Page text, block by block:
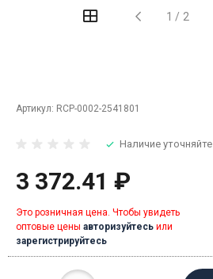
1 / 2
Артикул: RCP-0002-2541801
Наличие уточняйте
3 372.41 ₽
Это розничная цена. Чтобы увидеть
оптовые цены авторизуйтесь или
зарегистрируйтесь